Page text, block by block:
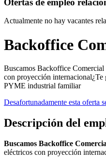
Actualmente no hay vacantes
Backoffice
Buscamos Backoffice Comercial
con proyección internacional¿Te
PYME industrial familiar
Desafortunadamente esta oferta
Descripción del
Buscamos Backoffice
eléctricos con proyección